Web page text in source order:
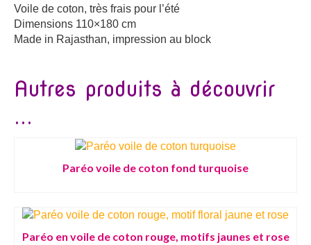
Voile de coton, très frais pour l’été
Dimensions 110×180 cm
Made in Rajasthan, impression au block
Autres produits à découvrir
...
Paréo voile de coton fond turquoise
Paréo en voile de coton rouge, motifs jaunes et rose